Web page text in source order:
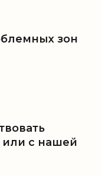
зон
или с нашей